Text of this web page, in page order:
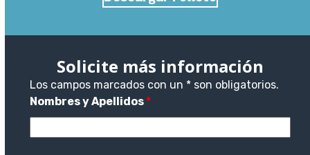
Solicite más información
Los campos marcados con un * son obligatorios.
Nombres y Apellidos*